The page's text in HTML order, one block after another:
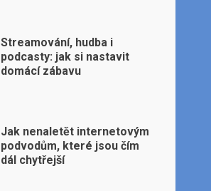
Streamování, hudba i
podcasty: jak si nastavit
domácí zábavu
Jak nenaletět internetovým
podvodům, které jsou čím
dál chytřejší